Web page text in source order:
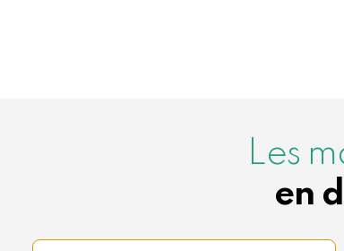
Les
en